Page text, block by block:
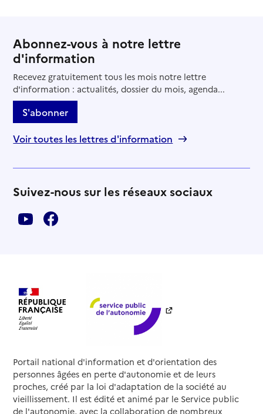
Abonnez-vous à notre lettre
d'information
Recevez gratuitement tous les mois notre lettre
d'information : actualités, dossier du mois, agenda...
S'abonner
Voir toutes les lettres d'information
Suivez-nous sur les réseaux sociaux
Portail national d'information et d'orientation des
personnes âgées en perte d'autonomie et de leurs
proches, créé par la loi d'adaptation de la société au
vieillissement. Il est édité et animé par le Service public
de l'autonomie, avec la collaboration de nombreux